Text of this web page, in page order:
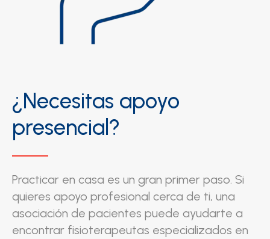
¿Necesitas apoyo
presencial?
Practicar en casa es un gran primer paso. Si
quieres apoyo profesional cerca de ti, una
asociación de pacientes puede ayudarte a
encontrar fisioterapeutas especializados en